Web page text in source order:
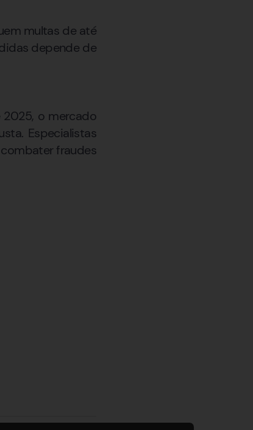
multas de até
depende de
o mercado
Especialistas
fraudes